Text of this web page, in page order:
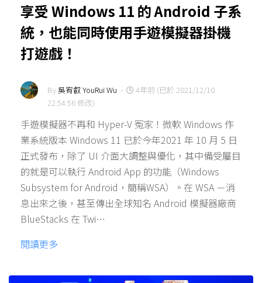
享受 Windows 11 的 Android 子系
統，也能同時使用手遊模擬器掛機
打遊戲！
By吳宥叡 YouRui Wu -
4年前 (已於 2021/12/10
22:54:56 修改)
手遊模擬器不再和 Hyper-V 冤家！微軟 Windows 作
業系統版本 Windows 11 已於今年2021 年 10 月 5 日
正式發布，除了 UI 介面大調整與優化，其中備受屬目
的就是可以執行 Android App 的功能（Windows
Subsystem for Android，簡稱WSA）。在 WSA －消
息出來之後，甚至傳出全球知名 Android 模擬器廠商
BlueStacks 在 Twi…
閱讀更多